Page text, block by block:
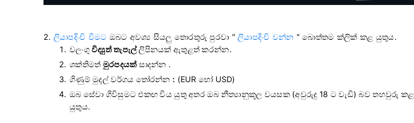
2. ලියාපදිංචි වීමට ඔබට අවශ්‍ය සියලු තොරතුරු පුරවා "ලියාපදිංචි වන්න " බොත්තම ක්ලික් කළ යුතුය.
වලංගුවිද්‍යුත් තැපැල්ලිපිනයක් ඇතුළත් කරන්න.
ශක්තිමත් මුරපදයක්සාදන්න .
ගිණුම් මුදල් වර්ගය තෝරන්න : (EUR හෝ USD)
ඔබ සේවා ගිවිසුමට එකඟ විය යුතු අතර ඔබ නීත්‍යානුකූල වයසක (අවුරුදු 18 ට වැඩි) බව තහවුරු කළ
යුතුය.